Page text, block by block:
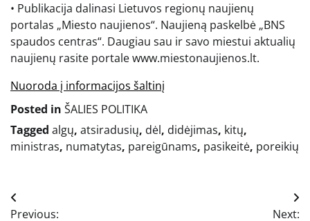
• Publikacija dalinasi Lietuvos regionų naujienų
portalas „Miesto naujienos“. Naujieną paskelbė „BNS
spaudos centras“. Daugiau sau ir savo miestui aktualių
naujienų rasite portale www.miestonaujienos.lt.
Nuoroda į informacijos šaltinį
Posted in ŠALIES POLITIKA
Tagged algų, atsiradusių, dėl, didėjimas, kitų,
ministras, numatytas, pareigūnams, pasikeitė, poreikių
Navigacija
Previous: Next: